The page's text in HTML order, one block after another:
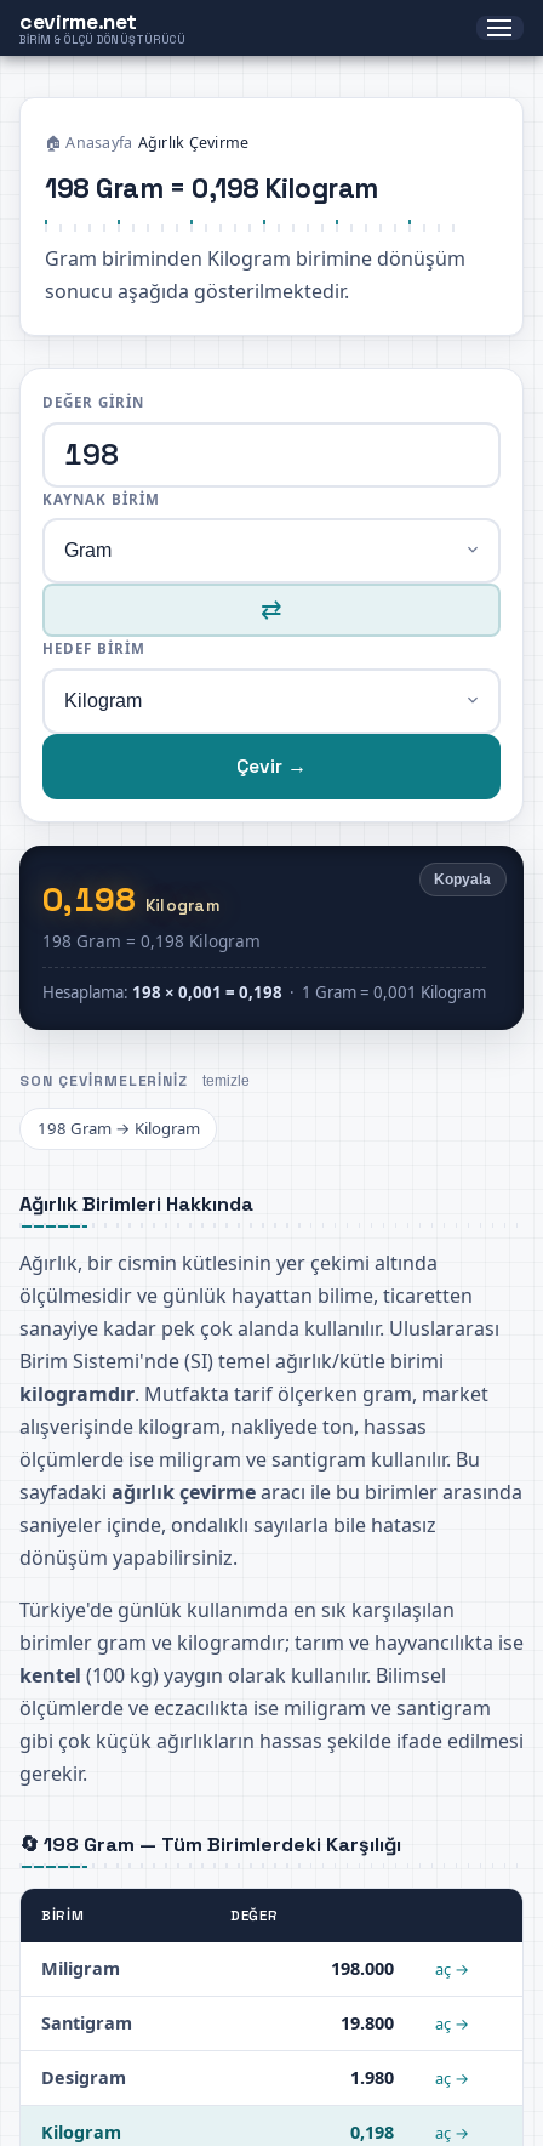
cevirme.net
BIRIM & ÖLÇÜ DÖNÜŞTÜRÜCÜ
🏠 Anasayfa Ağırlık Çevirme
198 Gram = 0,198 Kilogram
Gram biriminden Kilogram birimine dönüşüm
sonucu aşağıda gösterilmektedir.
DEĞER GIRIN
KAYNAK BIRIM
⇄
HEDEF BIRIM
Çevir →
Kopyala
0,198 Kilogram
198 Gram = 0,198 Kilogram
Hesaplama: 198 × 0,001 = 0,198 · 1 Gram = 0,001 Kilogram
SON ÇEVIRMELERINIZ temizle
198 Gram → Kilogram
Ağırlık Birimleri Hakkında
Ağırlık, bir cismin kütlesinin yer çekimi altında
ölçülmesidir ve günlük hayattan bilime, ticaretten
sanayiye kadar pek çok alanda kullanılır. Uluslararası
Birim Sistemi'nde (SI) temel ağırlık/kütle birimi
kilogramdır. Mutfakta tarif ölçerken gram, market
alışverişinde kilogram, nakliyede ton, hassas
ölçümlerde ise miligram ve santigram kullanılır. Bu
sayfadaki ağırlık çevirmearacı ile bu birimler arasında
saniyeler içinde, ondalıklı sayılarla bile hatasız
dönüşüm yapabilirsiniz.
Türkiye'de günlük kullanımda en sık karşılaşılan
birimler gram ve kilogramdır; tarım ve hayvancılıkta ise
kentel (100 kg) yaygın olarak kullanılır. Bilimsel
ölçümlerde ve eczacılıkta ise miligram ve santigram
gibi çok küçük ağırlıkların hassas şekilde ifade edilmesi
gerekir.
🔄 198 Gram — Tüm Birimlerdeki Karşılığı
BIRIM DEĞER
Miligram 198.000 aç →
Santigram 19.800 aç →
Desigram 1.980 aç →
Kilogram 0,198 aç →